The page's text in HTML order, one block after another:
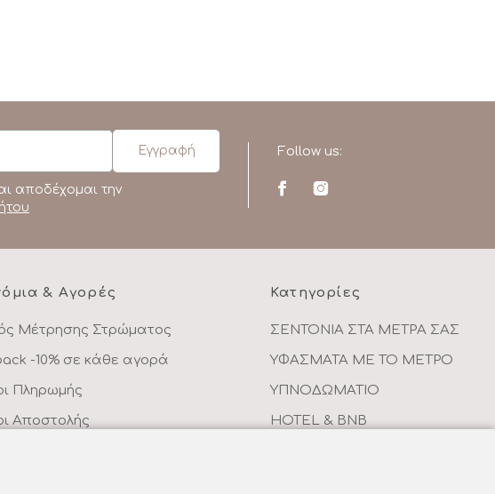
αποδέχομαι την
Follow us:
& Αγορές
Μέτρησης Στρώματος
-10% σε κάθε αγορά
Πληρωμής
Αποστολής
Κατηγορίες
ΣΕΝΤΟΝΙΑ ΣΤΑ ΜΕΤΡΑ ΣΑΣ
ΥΦΑΣΜΑΤΑ ΜΕ ΤΟ ΜΕΤΡΟ
ΥΠΝΟΔΩΜΑΤΙΟ
HOTEL & BNB